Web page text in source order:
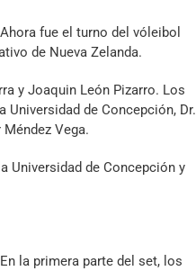
fue el turno del vóleibol
de Nueva Zelanda.
y Joaquin León Pizarro. Los
de Concepción, Dr.
Vega.
Universidad de Concepción y
la primera parte del set, los